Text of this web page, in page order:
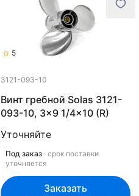
5
3121-093-10
Винт гребной Solas 3121-
093-10, 3x9 1/4x10 (R)
Уточняйте
Под заказ · срок поставки
уточняется
Заказать